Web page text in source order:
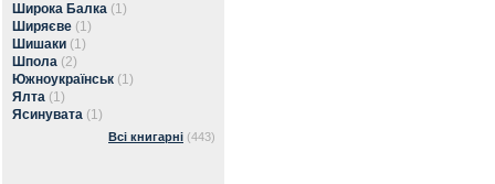
Широка Балка (1)
Ширяєве (1)
Шишаки (1)
Шпола (2)
Южноукраїнськ (1)
Ялта (1)
Ясинувата (1)
Всі книгарні (443)